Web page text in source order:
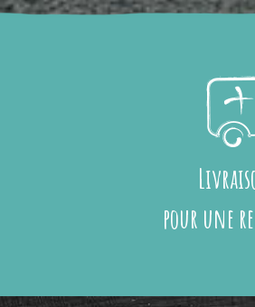
pour une